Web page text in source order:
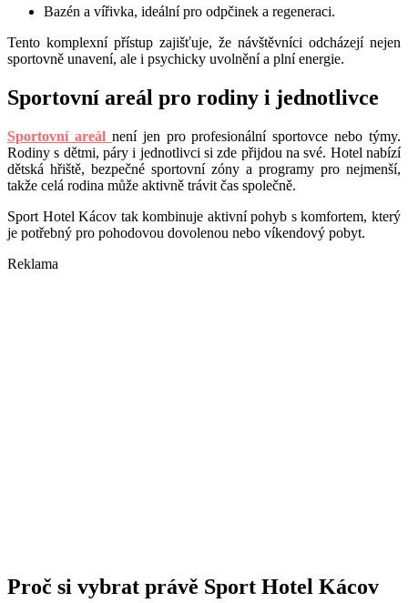
Bazén a vířivka, ideální pro odpčinek a regeneraci.
Tento komplexní přístup zajišťuje, že návštěvníci odcházejí nejen
sportovně unavení, ale i psychicky uvolnění a plní energie.
Sportovní areál pro rodiny i jednotlivce
Sportovní areál není jen pro profesionální sportovce nebo týmy.
Rodiny s dětmi, páry i jednotlivci si zde přijdou na své. Hotel nabízí
dětská hřiště, bezpečné sportovní zóny a programy pro nejmenší,
takže celá rodina může aktivně trávit čas společně.
Sport Hotel Kácov tak kombinuje aktivní pohyb s komfortem, který
je potřebný pro pohodovou dovolenou nebo víkendový pobyt.
Reklama
Proč si vybrat právě Sport Hotel Kácov